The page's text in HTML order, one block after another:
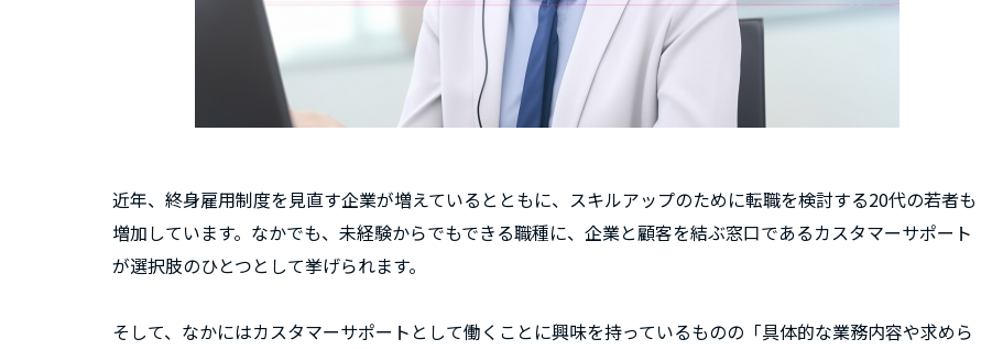
近年、終身雇用制度を見直す企業が増えているとともに、スキルアップのために転職を検討する20代の若者も
増加しています。なかでも、未経験からでもできる職種に、企業と顧客を結ぶ窓口であるカスタマーサポート
が選択肢のひとつとして挙げられます。
そして、なかにはカスタマーサポートとして働くことに興味を持っているものの「具体的な業務内容や求めら